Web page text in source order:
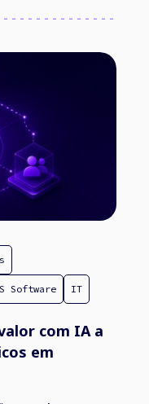
Software IT
com IA a
em